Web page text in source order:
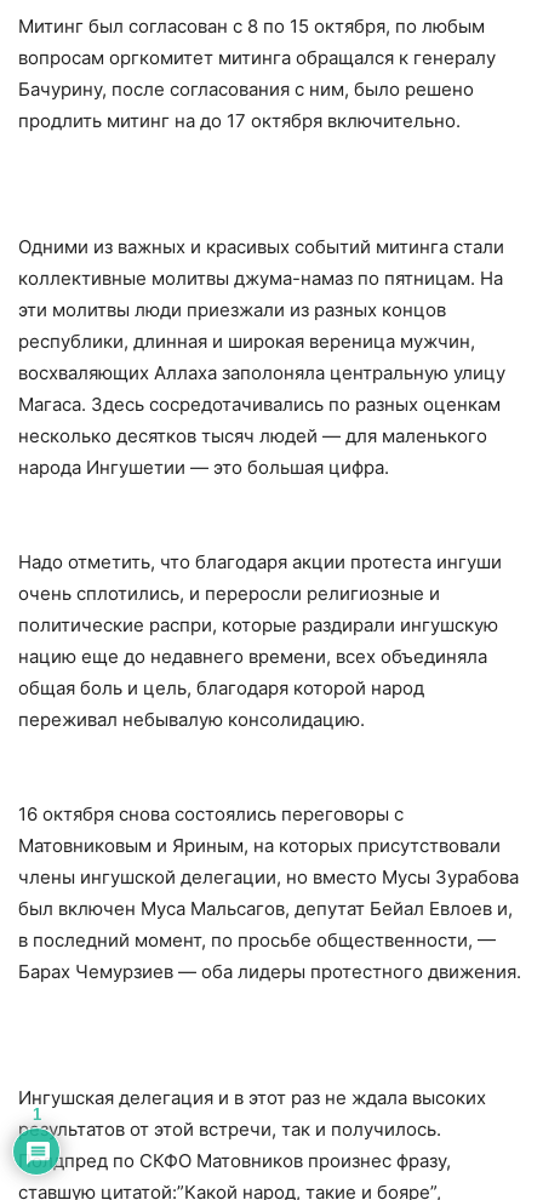
Митинг был согласован с 8 по 15 октября, по любым
вопросам оргкомитет митинга обращался к генералу
Бачурину, после согласования с ним, было решено
продлить митинг на до 17 октября включительно.
Одними из важных и красивых событий митинга стали
коллективные молитвы джума-намаз по пятницам. На
эти молитвы люди приезжали из разных концов
республики, длинная и широкая вереница мужчин,
восхваляющих Аллаха заполоняла центральную улицу
Магаса. Здесь сосредотачивались по разных оценкам
несколько десятков тысяч людей — для маленького
народа Ингушетии — это большая цифра.
Надо отметить, что благодаря акции протеста ингуши
очень сплотились, и переросли религиозные и
политические распри, которые раздирали ингушскую
нацию еще до недавнего времени, всех объединяла
общая боль и цель, благодаря которой народ
переживал небывалую консолидацию.
16 октября снова состоялись переговоры с
Матовниковым и Яриным, на которых присутствовали
члены ингушской делегации, но вместо Мусы Зурабова
был включен Муса Мальсагов, депутат Бейал Евлоев и,
в последний момент, по просьбе общественности, —
Барах Чемурзиев — оба лидеры протестного движения.
Ингушская делегация и в этот раз не ждала высоких
результатов от этой встречи, так и получилось.
Полдпред по СКФО Матовников произнес фразу,
ставшую цитатой:”Какой народ, такие и бояре”,
1